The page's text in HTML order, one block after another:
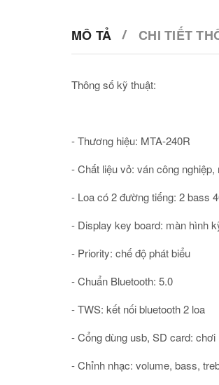
MÔ TẢ CHI TIẾT
Thông số kỹ thuật:
- Thương hiệu: MTA-240R
- Chất liệu vỏ: ván công
- Loa có 2 đường tiếng: 2 bass
- Display key board: màn hình
- Priority: chế độ phát biểu
- Chuẩn Bluetooth: 5.0
- TWS: kết nối bluetooth 2 loa
- Cổng dùng usb, SD card: chơi
- Chỉnh nhạc: volume, bass,